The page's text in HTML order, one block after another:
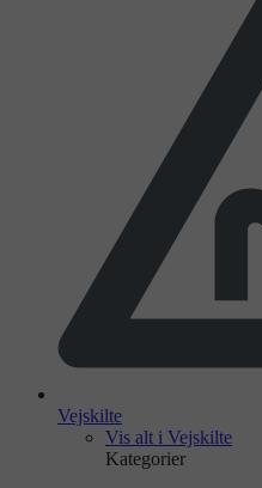
Vejskilte
Vis alt i Vejskilte
Kategorier